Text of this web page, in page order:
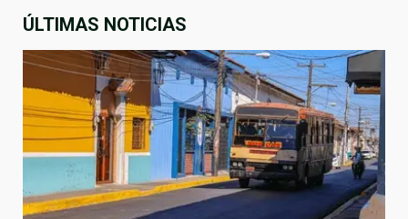
ÚLTIMAS NOTICIAS